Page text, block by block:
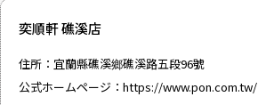
奕順軒 礁溪店
住所：宜蘭縣礁溪鄉礁溪路五段96號
公式ホームページ： https://www.pon.com.tw/